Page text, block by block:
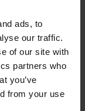
ads, to
our traffic.
of our site with
partners who
you’ve
from your use